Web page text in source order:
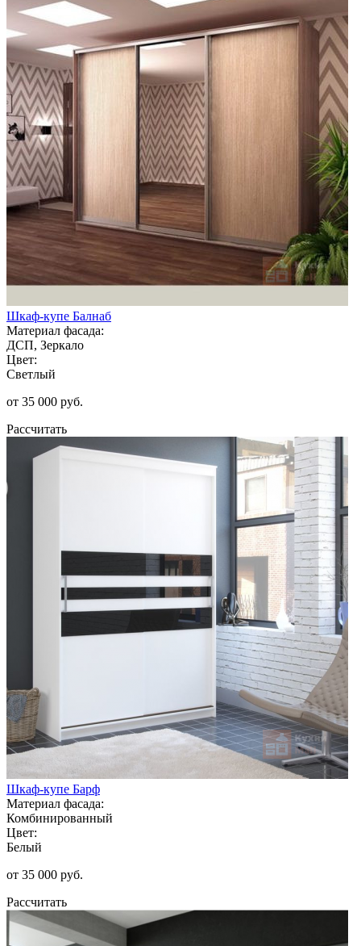
Шкаф-купе Балнаб
Материал фасада:
ДСП, Зеркало
Цвет:
Светлый
от 35 000 руб.
Рассчитать
Шкаф-купе Барф
Материал фасада:
Комбинированный
Цвет:
Белый
от 35 000 руб.
Рассчитать